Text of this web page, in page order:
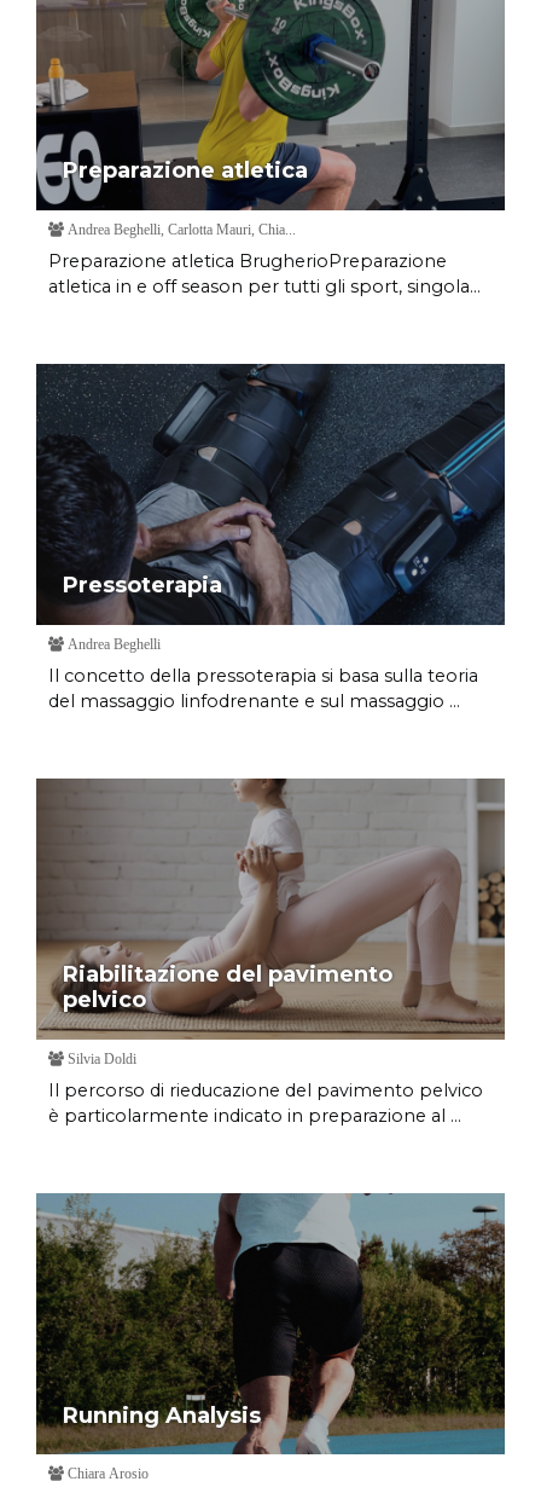
Preparazione atletica
Andrea Beghelli, Carlotta Mauri, Chia...
Preparazione atletica BrugherioPreparazione
atletica in e off season per tutti gli sport, singola...
Pressoterapia
Andrea Beghelli
Il concetto della pressoterapia si basa sulla teoria
del massaggio linfodrenante e sul massaggio ...
Riabilitazione del pavimento
pelvico
Silvia Doldi
Il percorso di rieducazione del pavimento pelvico
è particolarmente indicato in preparazione al ...
Running Analysis
Chiara Arosio